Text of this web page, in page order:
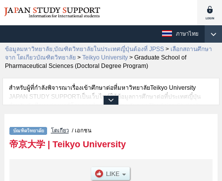
ภาษาไทย
ข้อมูลมหาวิทยาลัย,บัณฑิตวิทยาลัยในประเทศญี่ปุ่นต้องที่ JPSS > เลือกสถานศึกษา
จาก โตเกียวบัณฑิตวิทยาลัย > Teikyo University > Graduate School of
Pharmaceutical Sciences (Doctoral Degree Program)
สำหรับผู้ที่กำลังพิจารณาเรื่องเข้าศึกษาต่อที่มหาวิทยาลัยTeikyo University
JAPAN STUDY SUPPORTเป็นเว็บไซต์ให้ข้อมูลการศึกษาต่อที่ประเทศญี่ปุ่น
สำหรับนักศึกษาต่างชาติโดยการดำเนินงานร่วมกันของ The Asian Students
ละเอียดของแต่ละสาขาวิจัยเช่นEconomicsหรือGraduate School of
Medicine（Doctoral Degree Program）หรือGraduate School of
Pharmaceutical Sciences (Doctoral Degree Program)หรือGraduate School
TechnologyหรือGraduate School of Public Health（Doctoral and Master's
Degree Programs）ของTeikyo Universityเป็นต้น นอกจากนี้ยังมีข้อมูลของ
โตเกียว/ เอกชน
帝京大学| Teikyo University